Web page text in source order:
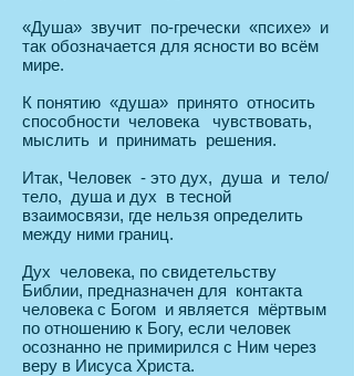
«Душа» звучит по-гречески «психе» и
так обозначается для ясности во всём
мире.
К понятию «душа» принято относить
способности человека чувствовать,
мыслить и принимать решения.
Итак, Человек - это дух, душа и тело/
тело, душа и дух в тесной
взаимосвязи, где нельзя определить
между ними границ.
Дух человека, по свидетельству
Библии, предназначен для контакта
человека с Богом и является мёртвым
по отношению к Богу, если человек
осознанно не примирился с Ним через
веру в Иисуса Христа.